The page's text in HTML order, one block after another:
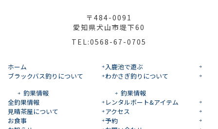
〒484-0091
愛知県犬山市堤下60
TEL:0568-67-0705
ホーム
入鹿池で遊ぶ
ブラックバス釣りについて
釣果情報
わかさぎ釣りについて
釣果情報
全釣果情報
レンタルボート&アイテム
見晴茶屋について
アクセス
お食事
予約